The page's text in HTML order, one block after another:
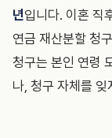
년입니다. 이혼 직
연금 재산분할 청
청구는 본인 연령
나, 청구 자체를